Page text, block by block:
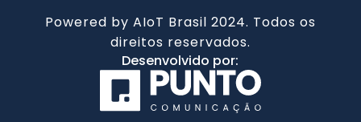
Powered by AIoT Brasil 2024. Todos os
direitos reservados.
Desenvolvido por: